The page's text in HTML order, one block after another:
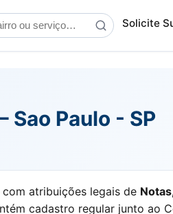
Solicite
Paulo - SP
atribuições legais de
cadastro regular junto ao